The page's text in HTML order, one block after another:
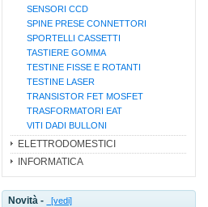
SENSORI CCD
SPINE PRESE CONNETTORI
SPORTELLI CASSETTI
TASTIERE GOMMA
TESTINE FISSE E ROTANTI
TESTINE LASER
TRANSISTOR FET MOSFET
TRASFORMATORI EAT
VITI DADI BULLONI
ELETTRODOMESTICI
INFORMATICA
Novità - [vedi]